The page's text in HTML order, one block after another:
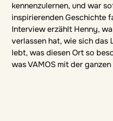
kennenzulernen, und war
inspirierenden Geschichte
Interview erzählt Henny,
verlassen hat, wie sich das
lebt, was diesen Ort so
was VAMOS mit der